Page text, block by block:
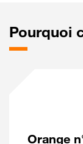
Pourquoi
Orange